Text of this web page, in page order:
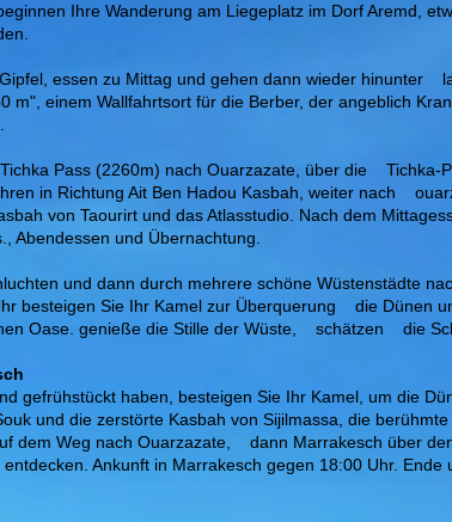
Ihre Wanderung am Liegeplatz im Dorf Aremd,
essen zu Mittag und gehen dann wieder hinunter
m", einem Wallfahrtsort für die Berber, der angeblich
Pass (2260m) nach Ouarzazate, über die
Tichka-
in Richtung Ait Ben Hadou Kasbah, weiter nach
von Taourirt und das Atlasstudio. Nach dem
Abendessen und Übernachtung.
und dann durch mehrere schöne Wüstenstädte
besteigen Sie Ihr Kamel zur Überquerung
die Dünen
Oase. genieße die Stille der Wüste, schätzen
die
gefrühstückt haben, besteigen Sie Ihr Kamel, um die
und die zerstörte Kasbah von Sijilmassa, die
dem Weg nach Ouarzazate,
dann Marrakesch über
Ankunft in Marrakesch gegen 18:00 Uhr. Ende